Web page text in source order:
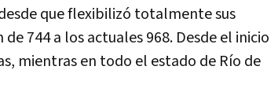
que flexibilizó totalmente sus
744 a los actuales 968. Desde el inicio
mientras en todo el estado de Río de